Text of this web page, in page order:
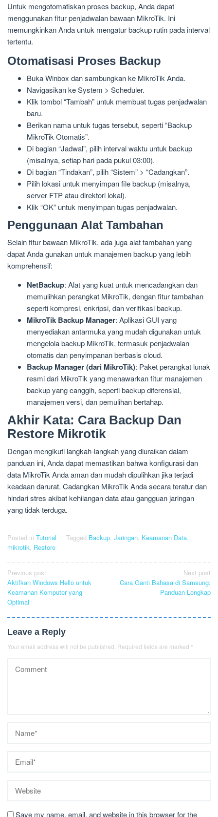
Untuk mengotomatiskan proses backup, Anda dapat
menggunakan fitur penjadwalan bawaan MikroTik. Ini
memungkinkan Anda untuk mengatur backup rutin pada interval
tertentu.
Otomatisasi Proses Backup
Buka Winbox dan sambungkan ke MikroTik Anda.
Navigasikan ke System > Scheduler.
Klik tombol “Tambah” untuk membuat tugas penjadwalan
baru.
Berikan nama untuk tugas tersebut, seperti “Backup
MikroTik Otomatis”.
Di bagian “Jadwal”, pilih interval waktu untuk backup
(misalnya, setiap hari pada pukul 03:00).
Di bagian “Tindakan”, pilih “Sistem” > “Cadangkan”.
Pilih lokasi untuk menyimpan file backup (misalnya,
server FTP atau direktori lokal).
Klik “OK” untuk menyimpan tugas penjadwalan.
Penggunaan Alat Tambahan
Selain fitur bawaan MikroTik, ada juga alat tambahan yang
dapat Anda gunakan untuk manajemen backup yang lebih
komprehensif:
NetBackup: Alat yang kuat untuk mencadangkan dan
memulihkan perangkat MikroTik, dengan fitur tambahan
seperti kompresi, enkripsi, dan verifikasi backup.
MikroTik Backup Manager: Aplikasi GUI yang
menyediakan antarmuka yang mudah digunakan untuk
mengelola backup MikroTik, termasuk penjadwalan
otomatis dan penyimpanan berbasis cloud.
Backup Manager (dari MikroTik): Paket perangkat lunak
resmi dari MikroTik yang menawarkan fitur manajemen
backup yang canggih, seperti backup diferensial,
manajemen versi, dan pemulihan bertahap.
Akhir Kata: Cara Backup Dan
Restore Mikrotik
Dengan mengikuti langkah-langkah yang diuraikan dalam
panduan ini, Anda dapat memastikan bahwa konfigurasi dan
data MikroTik Anda aman dan mudah dipulihkan jika terjadi
keadaan darurat. Cadangkan MikroTik Anda secara teratur dan
hindari stres akibat kehilangan data atau gangguan jaringan
yang tidak terduga.
Posted in Tutorial Tagged Backup, Jaringan, Keamanan Data,
mikrotik, Restore
Post
navigation
Previous post
Aktifkan Windows Hello untuk
Keamanan Komputer yang
Optimal
Next post
Cara Ganti Bahasa di Samsung:
Panduan Lengkap
Leave a Reply
Your email address will not be published. Required fields are marked *
Save my name, email, and website in this browser for the